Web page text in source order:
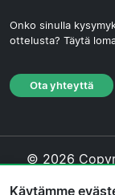
Onko sinulla
ottelusta? Täytä
Ota yhteyttä
© 2026
Käytämme